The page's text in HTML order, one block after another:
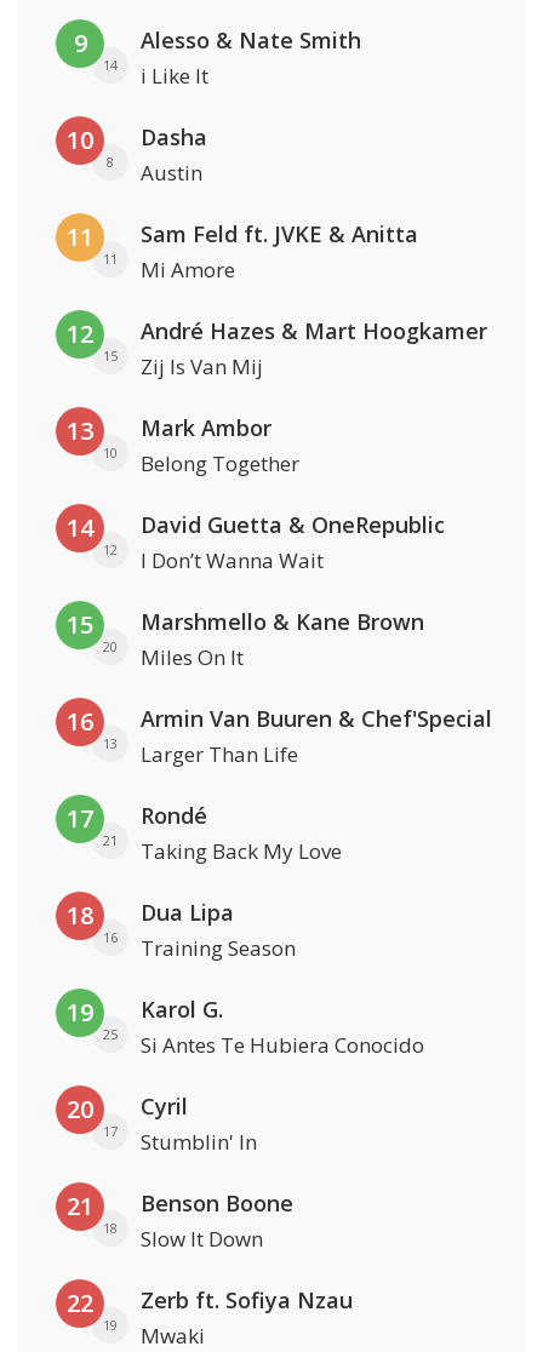
9
14
Alesso & Nate Smith
i Like It
10
8
Dasha
Austin
11
11
Sam Feld ft. JVKE & Anitta
Mi Amore
12
15
André Hazes & Mart Hoogkamer
Zij Is Van Mij
13
10
Mark Ambor
Belong Together
14
12
David Guetta & OneRepublic
I Don’t Wanna Wait
15
20
Marshmello & Kane Brown
Miles On It
16
13
Armin Van Buuren & Chef'Special
Larger Than Life
17
21
Rondé
Taking Back My Love
18
16
Dua Lipa
Training Season
19
25
Karol G.
Si Antes Te Hubiera Conocido
20
17
Cyril
Stumblin' In
21
18
Benson Boone
Slow It Down
22
19
Zerb ft. Sofiya Nzau
Mwaki